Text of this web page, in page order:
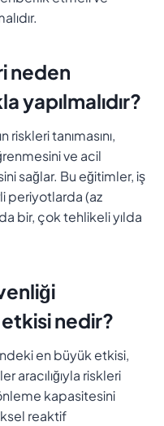
neden
yapılmalıdır?
riskleri tanımasını,
ve acil
sağlar. Bu eğitimler, iş
periyotlarda (az
bir, çok tehlikeli yılda
nedir?
en büyük etkisi,
aracılığıyla riskleri
kapasitesini
reaktif